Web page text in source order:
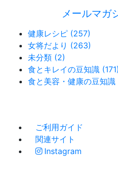
メールマガ
健康レシピ (257)
女将だより (263)
未分類 (2)
食とキレイの豆知識 (171)
食と美容・健康の豆知識
ご利用ガイド
関連サイト
Instagram